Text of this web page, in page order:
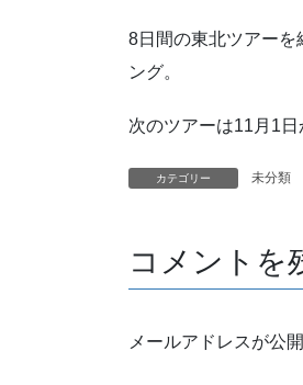
8日間の東北ツアーを
ング。
次のツアーは11月1日
カテゴリー 未分類
コメントを
メールアドレスが公